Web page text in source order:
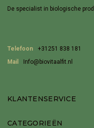
De specialist in biologische
Telefoon
+31251 838 181
Mail
Info@biovitaalfit.nl
KLANTENSERVICE
CATEGORIEËN